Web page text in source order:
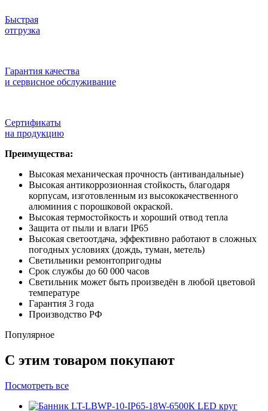
Быстрая
отгрузка
Гарантия качества
и сервисное обслуживание
Сертификаты
на продукцию
Преимущества:
Высокая механическая прочность (антивандальные)
Высокая антикоррозионная стойкость, благодаря
корпусам, изготовленным из высококачественного
алюминия с порошковой окраской.
Высокая термостойкость и хороший отвод тепла
Защита от пыли и влаги IP65
Высокая светоотдача, эффективно работают в сложных
погодных условиях (дождь, туман, метель)
Светильники ремонтопригодны
Срок службы до 60 000 часов
Светильник может быть произведён в любой цветовой
температуре
Гарантия 3 года
Производство РФ
Популярное
С этим товаром покупают
Посмотреть все